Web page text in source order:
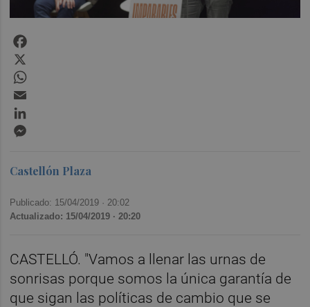
Castellón Plaza
Publicado: 15/04/2019 · 20:02
Actualizado: 15/04/2019 · 20:20
CASTELLÓ. "Vamos a llenar las urnas de
sonrisas porque somos la única garantía de
que sigan las políticas de cambio que se